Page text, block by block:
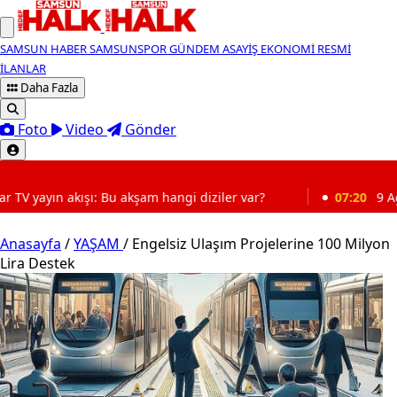
SAMSUN HABERSAMSUNSPORGÜNDEM ASAYİŞ EKONOMİ RESMİ
İLANLAR
Daha Fazla
Foto Video Gönder
hangi diziler var? 07:20 9 Ağustos 2026 Samsun
Anasayfa /YAŞAM / Engelsiz Ulaşım Projelerine 100 Milyon
Lira Destek